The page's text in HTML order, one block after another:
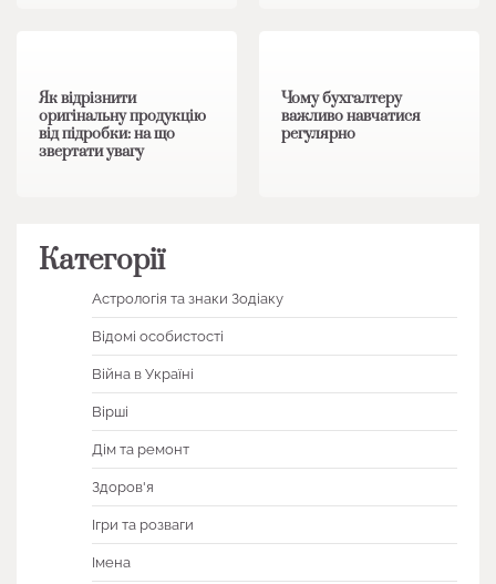
Як відрізнити
оригінальну продукцію
від підробки: на що
звертати увагу
Чому бухгалтеру
важливо навчатися
регулярно
Категорії
Астрологія та знаки Зодіаку
Відомі особистості
Війна в Україні
Вірші
Дім та ремонт
Здоров'я
Ігри та розваги
Імена